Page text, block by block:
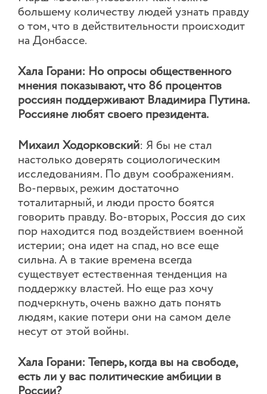
большему количеству людей узнать правду
о том, что в действительности происходит
на Донбассе.
Хала Горани: Но опросы общественного
мнения показывают, что 86 процентов
россиян поддерживают Владимира Путина.
Россияне любят своего президента.
Михаил Ходорковский: Я бы не стал
настолько доверять социологическим
исследованиям. По двум соображениям.
Во-первых, режим достаточно
тоталитарный, и люди просто боятся
говорить правду. Во-вторых, Россия до сих
пор находится под воздействием военной
истерии; она идет на спад, но все еще
сильна. А в такие времена всегда
существует естественная тенденция на
поддержку властей. Но еще раз хочу
подчеркнуть, очень важно дать понять
людям, какие потери они на самом деле
несут от этой войны.
Хала Горани: Теперь, когда вы на свободе,
есть ли у вас политические амбиции в
России?